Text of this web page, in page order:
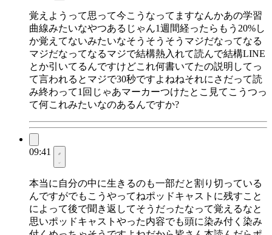
覚えようって思って今こうなってますなんかあの学習
曲線みたいなやつあるじゃん1週間経ったらもう20%し
か覚えてないみたいなそうそうそうマジだなってなる
マジだなってなるマジで結構熱入れて読んで結構LINE
とか引いてるんですけどこれ何書いてたの説明してっ
て言われるとマジで30秒ですよねねそれにさだって読
み終わって1回じゃあマーカーつけたとこ見てこうつっ
て何これみたいなのあるんですか?
09:41
本当に自分の中に生きるのも一部だと割り切っている
んですがでもこうやってねポッドキャストに残すこと
によって後で聞き返してそうだったなって覚えるなと
思いポッドキャストやった内容でも頭に染み付く染み